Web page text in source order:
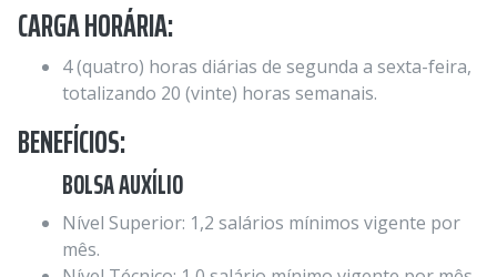
CARGA HORÁRIA:
4 (quatro) horas diárias de segunda a sexta-feira,
totalizando 20 (vinte) horas semanais.
BENEFÍCIOS:
BOLSA AUXÍLIO
Nível Superior: 1,2 salários mínimos vigente por
mês.